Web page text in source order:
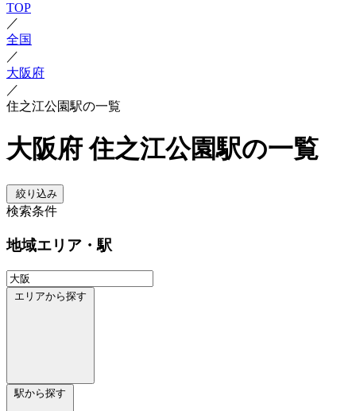
TOP
／
全国
／
大阪府
／
住之江公園駅の一覧
大阪府 住之江公園駅の一覧
絞り込み
検索条件
地域エリア・駅
エリアから探す
駅から探す